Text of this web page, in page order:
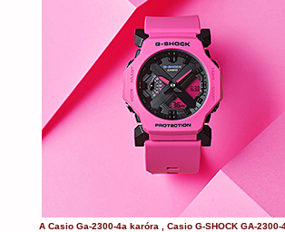
ACasio Ga-2300-4a karóra ,Casio G-SHOCK GA-2300-